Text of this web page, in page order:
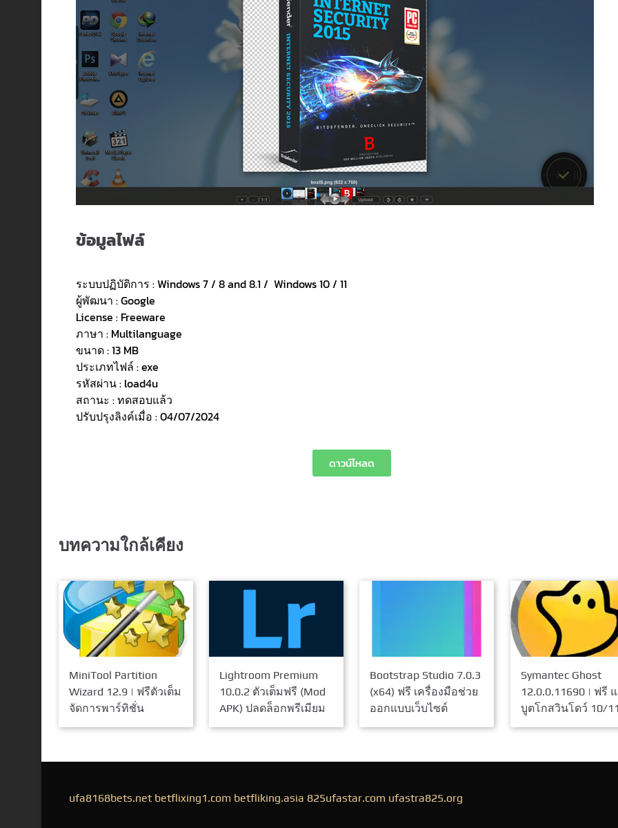
ข้อมูลไฟล์
ระบบปฏิบัติการ : Windows 7 / 8 and 8.1 / Windows 10 / 11
ผู้พัฒนา : Google
License : Freeware
ภาษา : Multilanguage
ขนาด : 13 MB
ประเภทไฟล์ : exe
รหัสผ่าน : load4u
สถานะ : ทดสอบแล้ว
ปรับปรุงลิงค์เมื่อ : 04/07/2024
ดาวน์โหลด
บทความใกล้เคียง
MiniTool Partition
Wizard 12.9 | ฟรีตัวเต็ม
จัดการพาร์ทิชั่น
Lightroom Premium
10.0.2 ตัวเต็มฟรี (Mod
APK) ปลดล็อกพรีเมียม
Bootstrap Studio 7.0.3
(x64) ฟรี เครื่องมือช่วย
ออกแบบเว็บไซต์
Symantec Ghost
12.0.0.11690 | ฟรี
บูตโกสวินโดว์ 10/
ufa8168bets.net betflixing1.com betfliking.asia 825ufastar.com ufastra825.org